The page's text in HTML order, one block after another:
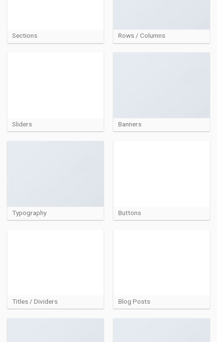
Sections Rows / Columns
Sliders Banners
Typography Buttons
Titles / Dividers Blog Posts